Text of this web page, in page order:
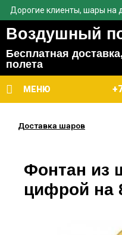
Дорогие клиенты, шары на
Воздушный
Бесплатная
полета
МЕНЮ
Доставка шаров
Фонтан из
цифрой на